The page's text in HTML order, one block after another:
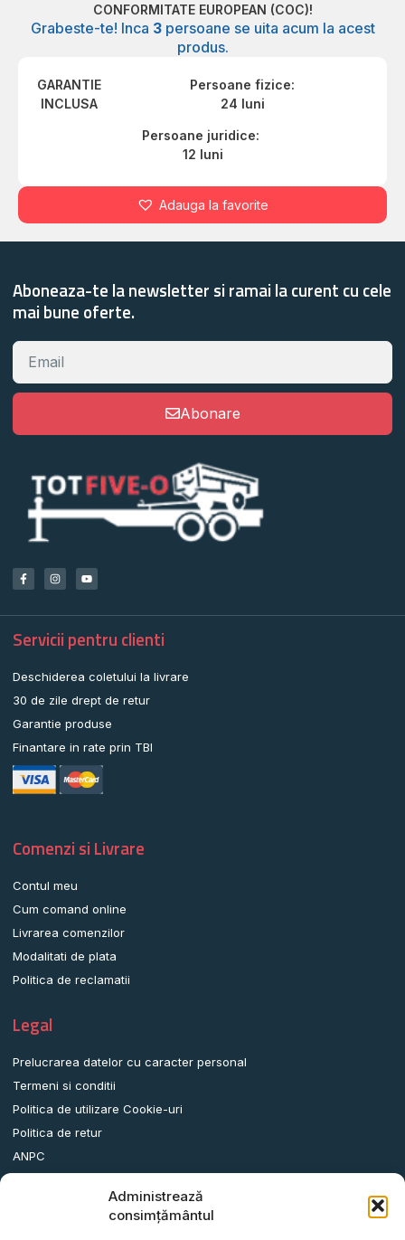
Administrează
consimțământul
CONFORMITATE EUROPEAN (COC)!
Grabeste-te! Inca 3 persoane se uita acum la acest
produs.
GARANTIE
INCLUSA
Persoane fizice:
24 luni
Persoane juridice:
12 luni
Adauga la favorite
Aboneaza-te la newsletter si ramai la curent cu cele
mai bune oferte.
Abonare
Servicii pentru clienti
Deschiderea coletului la livrare
30 de zile drept de retur
Garantie produse
Finantare in rate prin TBI
Comenzi si Livrare
Contul meu
Cum comand online
Livrarea comenzilor
Modalitati de plata
Politica de reclamatii
Legal
Prelucrarea datelor cu caracter personal
Termeni si conditii
Politica de utilizare Cookie-uri
Politica de retur
ANPC